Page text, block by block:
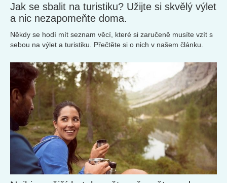
Jak se sbalit na turistiku? Užijte si skvělý výlet
a nic nezapomeňte doma.
Někdy se hodí mít seznam věcí, které si zaručeně musíte vzít s
sebou na výlet a turistiku. Přečtěte si o nich v našem článku.